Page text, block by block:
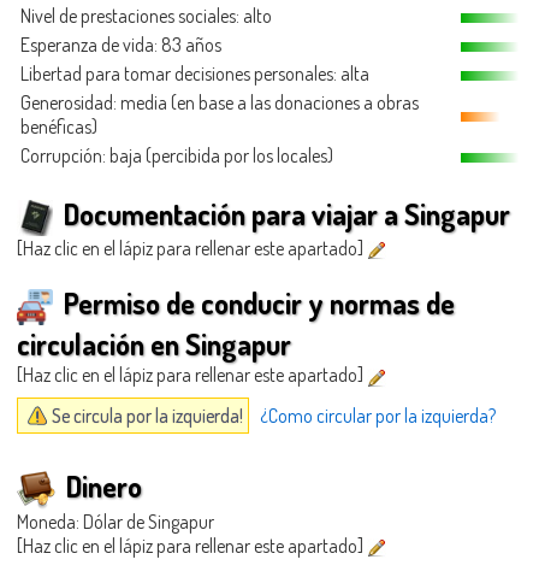
Nivel de prestaciones sociales: alto
Esperanza de vida: 83 años
Libertad para tomar decisiones personales: alta
Generosidad: media (en base a las donaciones a obras
benéficas)
Corrupción: baja (percibida por los locales)
Documentación para viajar a Singapur
[Haz clic en el lápiz para rellenar este apartado]
Permiso de conducir y normas de
circulación en Singapur
[Haz clic en el lápiz para rellenar este apartado]
Se circula por la izquierda!
¿Como circular por la izquierda?
Dinero
Moneda: Dólar de Singapur
[Haz clic en el lápiz para rellenar este apartado]